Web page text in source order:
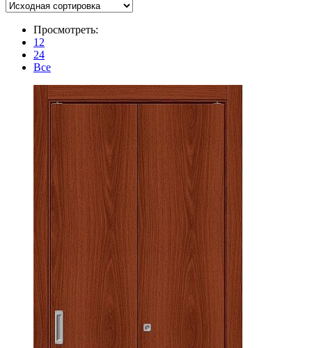
Просмотреть:
12
24
Все